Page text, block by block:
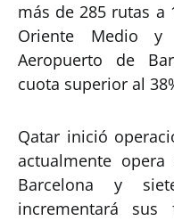
más de 285 rutas a
Oriente Medio y
Aeropuerto de
cuota superior al
Qatar inició
actualmente
Barcelona y
incrementará